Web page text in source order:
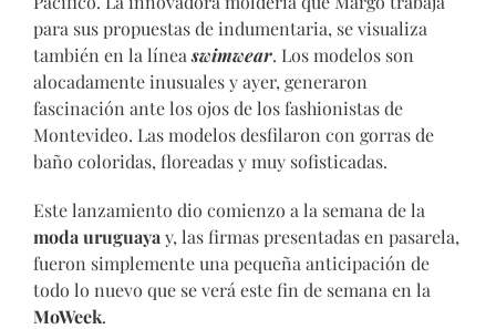
para sus propuestas de indumentaria, se visualiza
también en la líneaswimwear. Los modelos son
alocadamente inusuales y ayer, generaron
fascinación ante los ojos de los fashionistas de
Montevideo. Las modelos desfilaron con gorras de
baño coloridas, floreadas y muy sofisticadas.
Este lanzamiento dio comienzo a la semana de la
moda uruguaya y, las firmas presentadas en pasarela,
fueron simplemente una pequeña anticipación de
todo lo nuevo que se verá este fin de semana en la
MoWeek.